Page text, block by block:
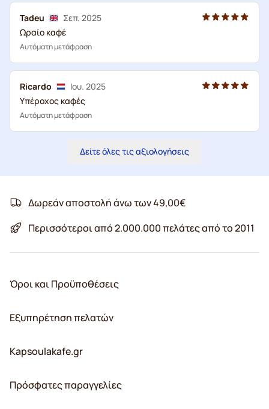
Tadeu
Σεπ. 2025
Ωραίο καφέ
Αυτόματη μετάφραση
Ricardo
Ιου. 2025
Υπέροχος καφές
Αυτόματη μετάφραση
Δείτε όλες τις αξιολογήσεις
Δωρεάν αποστολή άνω των 49,00€
Περισσότεροι από 2.000.000 πελάτες από το 2011
Όροι και Προϋποθέσεις
Εξυπηρέτηση πελατών
Kapsoulakafe.gr
Πρόσφατες παραγγελίες